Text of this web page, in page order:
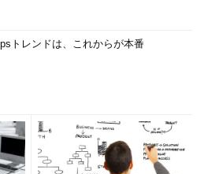
トレンドは、これからが本番